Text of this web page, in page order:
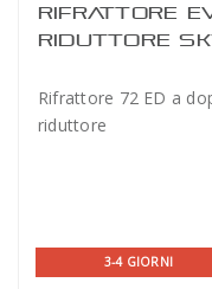
RIFRATTORE
RIDUTTORE
Rifrattore 72 ED a
riduttore
3-4 GIORNI